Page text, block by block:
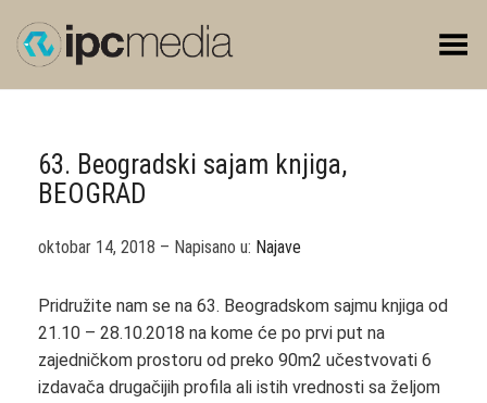
Toggle Menu
63. Beogradski sajam knjiga,
BEOGRAD
oktobar 14, 2018 – Napisano u: Najave
Pridružite nam se na 63. Beogradskom sajmu knjiga od
21.10 – 28.10.2018 na kome će po prvi put na
zajedničkom prostoru od preko 90m2 učestvovati 6
izdavača drugačijih profila ali istih vrednosti sa željom